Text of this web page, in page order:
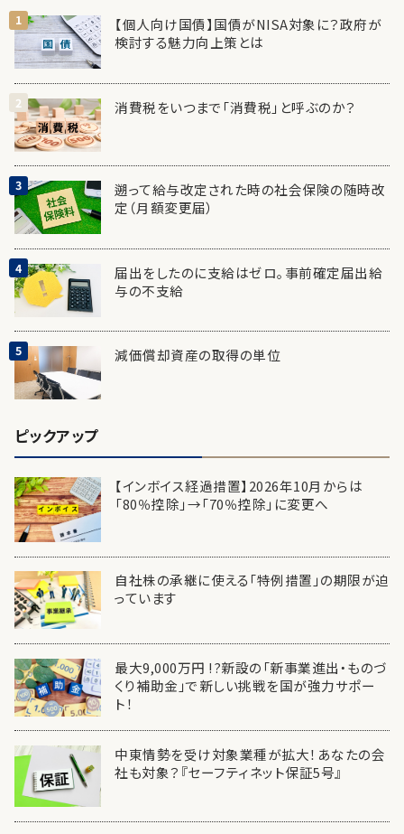
【個人向け国債】国債がNISA対象に？政府が
検討する魅力向上策とは
消費税をいつまで「消費税」と呼ぶのか？
遡って給与改定された時の社会保険の随時改
定（月額変更届）
届出をしたのに支給はゼロ。事前確定届出給
与の不支給
減価償却資産の取得の単位
ピックアップ
【インボイス経過措置】2026年10月からは
「80％控除」→「70％控除」に変更へ
自社株の承継に使える「特例措置」の期限が迫
っています
最大9,000万円 !?新設の「新事業進出・ものづ
くり補助金」で新しい挑戦を国が強力サポー
ト！
中東情勢を受け対象業種が拡大！あなたの会
社も対象？『セーフティネット保証5号』